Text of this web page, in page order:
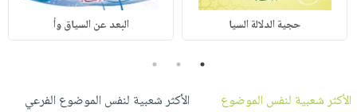
حجية الدلالة السيا البعد عن السياق وأ
1
2
3
الأكثر شعبية لنفس الموضوع
الأكثر شعبية لنفس الموضوع الفرعي